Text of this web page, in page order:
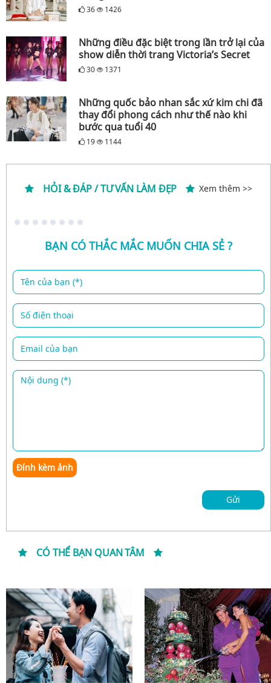
36 1426
Những điều đặc biệt trong lần trở lại của
show diễn thời trang Victoria’s Secret
30 1371
Những quốc bảo nhan sắc xứ kim chi đã
thay đổi phong cách như thế nào khi
bước qua tuổi 40
19 1144
HỎI & ĐÁP / TƯ VẤN LÀM ĐẸP Xem thêm >>
BẠN CÓ THẮC MẮC MUỐN CHIA SẺ ?
Đính kèm ảnh
Gửi
CÓ THỂ BẠN QUAN TÂM